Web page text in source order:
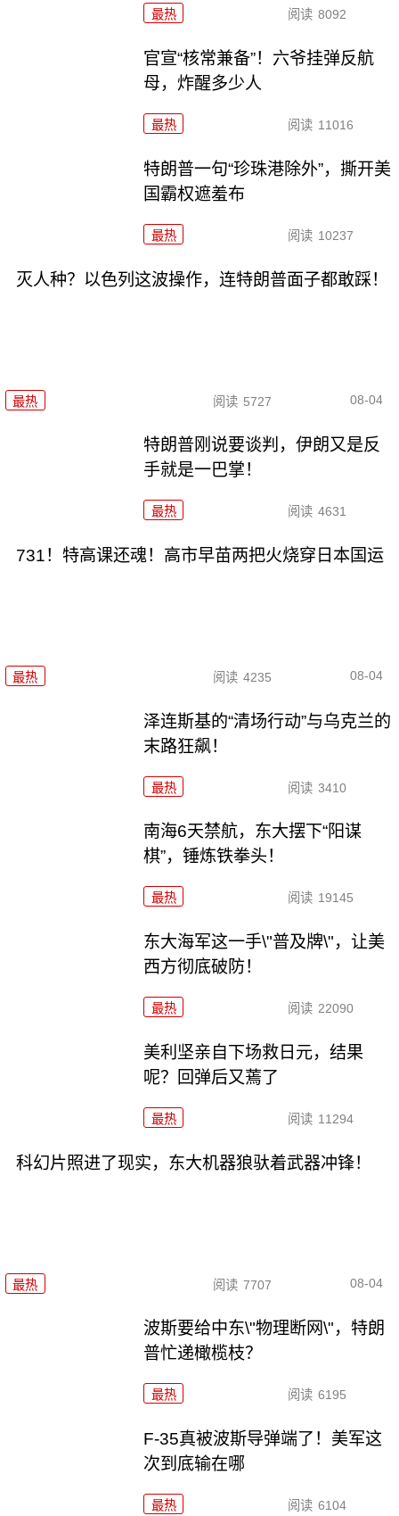
最热 阅读 8092
官宣“核常兼备”！六爷挂弹反航
母，炸醒多少人
最热 阅读 11016
特朗普一句“珍珠港除外”，撕开美
国霸权遮羞布
最热 阅读 10237
灭人种？以色列这波操作，连特朗普面子都敢踩！
最热 阅读 5727 08-04
特朗普刚说要谈判，伊朗又是反
手就是一巴掌！
最热 阅读 4631
731！特高课还魂！高市早苗两把火烧穿日本国运
最热 阅读 4235 08-04
泽连斯基的“清场行动”与乌克兰的
末路狂飙！
最热 阅读 3410
南海6天禁航，东大摆下“阳谋
棋”，锤炼铁拳头！
最热 阅读 19145
东大海军这一手\"普及牌\"，让美
西方彻底破防！
最热 阅读 22090
美利坚亲自下场救日元，结果
呢？回弹后又蔫了
最热 阅读 11294
科幻片照进了现实，东大机器狼驮着武器冲锋！
最热 阅读 7707 08-04
波斯要给中东\"物理断网\"，特朗
普忙递橄榄枝？
最热 阅读 6195
F-35真被波斯导弹端了！美军这
次到底输在哪
最热 阅读 6104